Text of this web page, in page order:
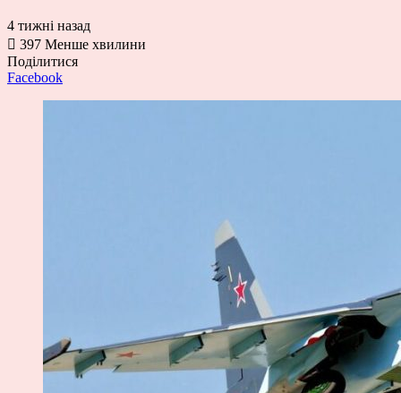
4 тижні назад
397 Менше хвилини
Поділитися
Facebook